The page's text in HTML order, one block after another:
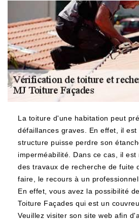
La toiture d'une habitation peut
défaillances graves. En effet, il est
structure puisse perdre son
imperméabilité. Dans ce cas, il
des travaux de recherche de fuite
faire, le recours à un
En effet, vous avez la possibilité
Toiture Façades qui est un
Veuillez visiter son site web afin